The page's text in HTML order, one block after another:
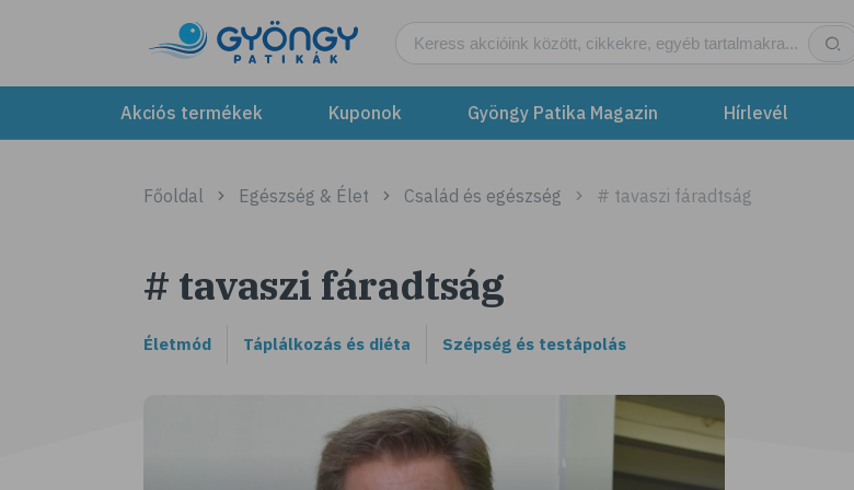
Akciós termékek Kuponok Gyöngy Patika Magazin Hírlevél
Főoldal Egészség & Élet Család és egészség # tavaszi fáradtság
# tavaszi fáradtság
Életmód Táplálkozás és diéta Szépség és testápolás